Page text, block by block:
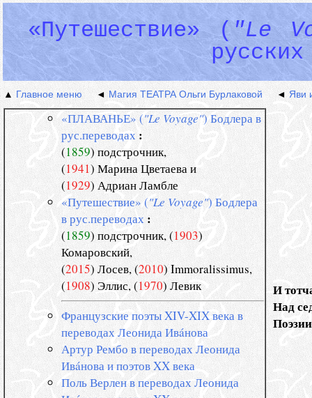
«Путешествие» ("Le
▲ Главное меню ◄ Магия ТЕАТРА Ольги Бурлаковой◄ Яви
«ПЛАВАНЬЕ» ("Le Voyage") Бодлера в
рус.переводах:
(1859) подстрочник,
(1941) Марина Цветаева и
(1929) Адриан Ламбле
«Путешествие» ("Le Voyage") Бодлера
в рус.переводах :
(1859) подстрочник, (1903)
Комаровский,
(2015) Лосев, (2010) Immoralissimus,
(1908) Эллис, (1970) Левик
Французские поэты XIV-XIX века в
переводах Леонида Ивáнова
Артур Рембо в переводах Леонида
Ивáнова и поэтов XX века
Поль Верлен в переводах Леонида
И
Над